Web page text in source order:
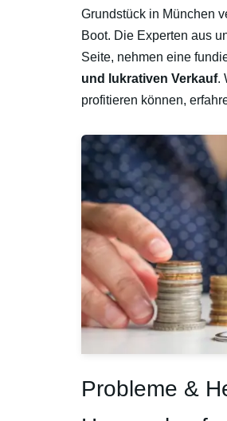
Grundstück in München
Boot. Die Experten aus
Seite, nehmen eine
und lukrativen Verkauf.
profitieren können,
Probleme &